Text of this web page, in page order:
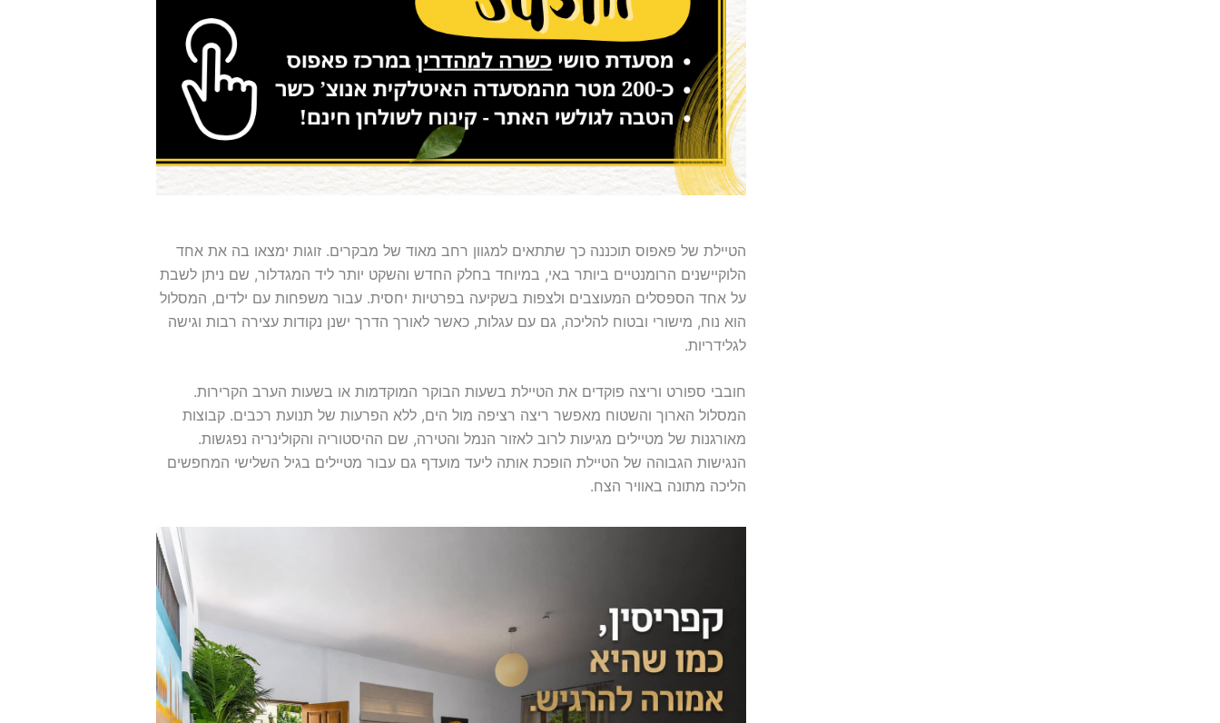
הטיילת של פאפוס תוכננה כך שתתאים למגוון רחב מאוד של מבקרים. זוגות ימצאו בה את אחד
הלוקיישנים הרומנטיים ביותר באי, במיוחד בחלק החדש והשקט יותר ליד המגדלור, שם ניתן לשבת
על אחד הספסלים המעוצבים ולצפות בשקיעה בפרטיות יחסית. עבור משפחות עם ילדים, המסלול
הוא נוח, מישורי ובטוח להליכה, גם עם עגלות, כאשר לאורך הדרך ישנן נקודות עצירה רבות וגישה
לגלידריות.
חובבי ספורט וריצה פוקדים את הטיילת בשעות הבוקר המוקדמות או בשעות הערב הקרירות.
המסלול הארוך והשטוח מאפשר ריצה רציפה מול הים, ללא הפרעות של תנועת רכבים. קבוצות
מאורגנות של מטיילים מגיעות לרוב לאזור הנמל והטירה, שם ההיסטוריה והקולינריה נפגשות.
הנגישות הגבוהה של הטיילת הופכת אותה ליעד מועדף גם עבור מטיילים בגיל השלישי המחפשים
הליכה מתונה באוויר הצח.